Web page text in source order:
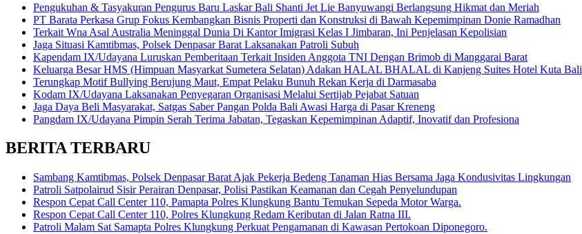
Pengukuhan & Tasyakuran Pengurus Baru Laskar Bali Shanti Jet Lie Banyuwangi Berlangsung Hikmat dan Meriah
PT Barata Perkasa Grup Fokus Kembangkan Bisnis Properti dan Konstruksi di Bawah Kepemimpinan Donie Ramadhan
Terkait Wna Asal Australia Meninggal Dunia Di Kantor Imigrasi Kelas I Jimbaran, Ini Penjelasan Kepolisian
Jaga Situasi Kamtibmas, Polsek Denpasar Barat Laksanakan Patroli Subuh
Kapendam IX/Udayana Luruskan Pemberitaan Terkait Insiden Anggota TNI Dengan Brimob di Manggarai Barat
Keluarga Besar HMS (Himpuan Masyarkat Sumetera Selatan) Adakan HALAL BHALAL di Kanjeng Suites Hotel Kuta Bali
Terungkap Motif Bullying Berujung Maut, Empat Pelaku Bunuh Rekan Kerja di Darmasaba
Kodam IX/Udayana Laksanakan Penyegaran Organisasi Melalui Sertijab Pejabat Satuan
Jaga Daya Beli Masyarakat, Satgas Saber Pangan Polda Bali Awasi Harga di Pasar Kreneng
Pangdam IX/Udayana Pimpin Serah Terima Jabatan, Tegaskan Kepemimpinan Adaptif, Inovatif dan Profesiona
BERITA TERBARU
Sambang Kamtibmas, Polsek Denpasar Barat Ajak Pekerja Bedeng Tanaman Hias Bersama Jaga Kondusivitas Lingkungan
Patroli Satpolairud Sisir Perairan Denpasar, Polisi Pastikan Keamanan dan Cegah Penyelundupan
Respon Cepat Call Center 110, Pamapta Polres Klungkung Bantu Temukan Sepeda Motor Warga.
Respon Cepat Call Center 110, Polres Klungkung Redam Keributan di Jalan Ratna III.
Patroli Malam Sat Samapta Polres Klungkung Perkuat Pengamanan di Kawasan Pertokoan Diponegoro.